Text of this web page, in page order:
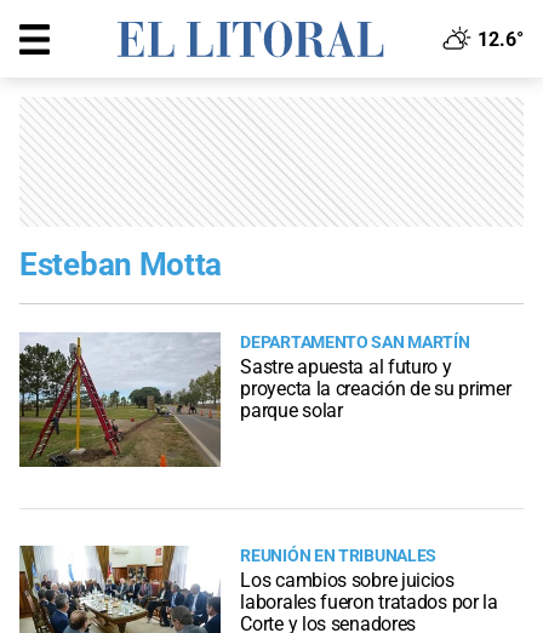
12.6°
Esteban Motta
DEPARTAMENTO SAN MARTÍN
Sastre apuesta al futuro y
proyecta la creación de su primer
parque solar
REUNIÓN EN TRIBUNALES
Los cambios sobre juicios
laborales fueron tratados por la
Corte y los senadores